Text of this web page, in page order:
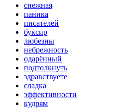
снежная
паника
писателей
буксир
любезны
небрежность
одарённый
подтолкнуть
здравствуете
сладка
эффективности
кудрям